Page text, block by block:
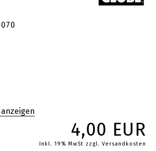
4,00 EUR
Inkl. 19% MwSt zzgl. Versandkosten